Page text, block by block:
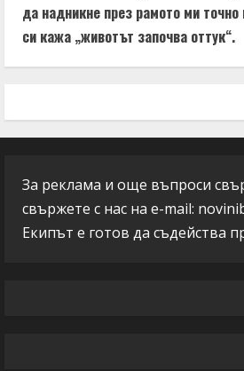
да надникне през рамото ми
си кажа „животът започва оттук“.
За реклама и още въпроси
свържете с нас на e-mail:
Екипът е готов да съдейства